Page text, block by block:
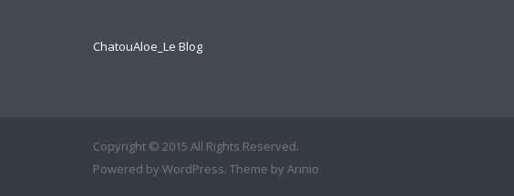
ChatouAloe_Le Blog
Copyright © 2015 All Rights Reserved.
Powered by WordPress. Theme by Arinio